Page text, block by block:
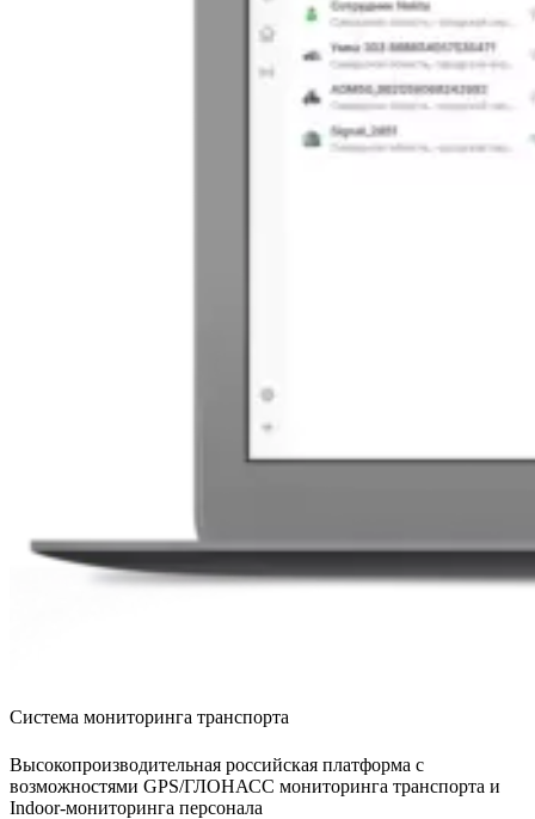
Система мониторинга транспорта
Высокопроизводительная российская платформа с
возможностями GPS/ГЛОНАСС мониторинга транспорта и
Indoor-мониторинга персонала